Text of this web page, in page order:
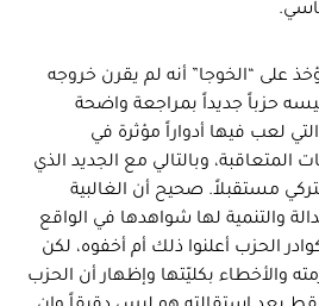
على “الخوجا” أنه لم يقرن خروجه
حزباً جديداً بمراجعة واضحة
لعب فيها أدواراً مؤثرة في
وبالتالي مع الجديد الذي
مستقبلاً. صحيح أن الغالبية
والتنمية لها شواهدها في الواقع
الحزب أعلنوا ذلك أم أخفوه، لكن
والأخطاء بكليّتها وإظهار أن الحزب